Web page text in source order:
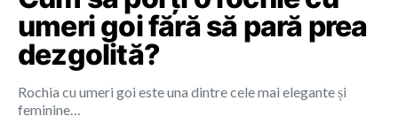
umeri goi fără să pară prea
dezgolită?
Rochia cu umeri goi este una dintre cele mai elegante și
feminine…